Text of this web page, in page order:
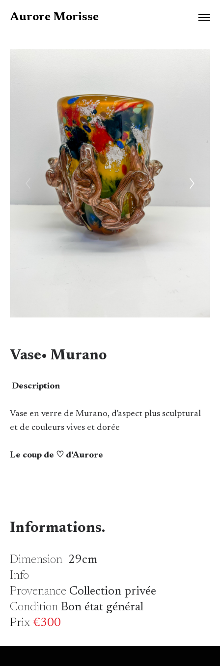
Aurore Morisse
Vase• Murano
Description
Vase en verre de Murano, d'aspect plus sculptural
et de couleurs vives et dorée
Le coup de ♡ d'Aurore
Informations.
Dimension29cm
Info
Provenance Collection privée
Condition Bon état général
Prix€300